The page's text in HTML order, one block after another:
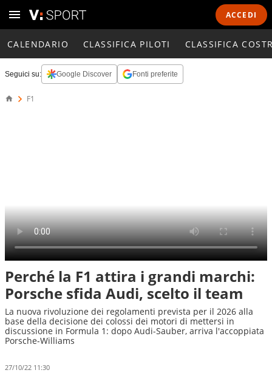
ACCEDI
CALENDARIO CLASSIFICA PILOTI CLASSIFICA
Seguici su: Google Discover Fonti preferite
F1
Perché la F1 attira i grandi marchi:
Porsche sfida Audi, scelto il team
La nuova rivoluzione dei regolamenti prevista per il 2026 alla
base della decisione dei colossi dei motori di mettersi in
discussione in Formula 1: dopo Audi-Sauber, arriva l'accoppiata
Porsche-Williams
27/10/22 11:30